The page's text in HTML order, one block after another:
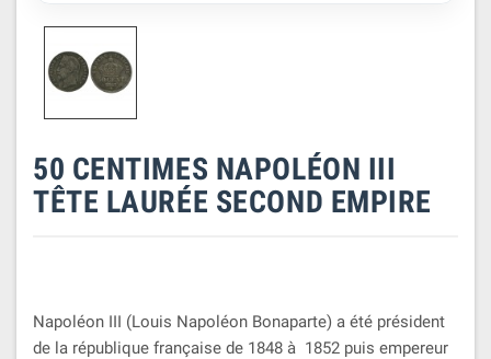
50 CENTIMES NAPOLÉON III
TÊTE LAURÉE SECOND EMPIRE
Napoléon III (Louis Napoléon Bonaparte) a été président
de la république française de 1848 à 1852 puis empereur